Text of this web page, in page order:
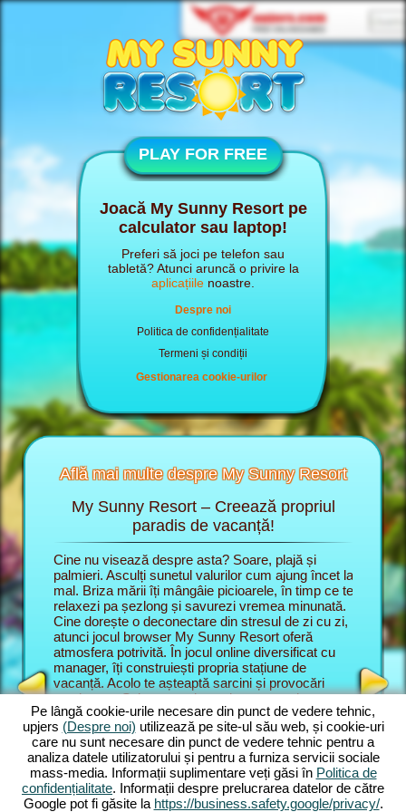
PLAY FOR FREE
Joacă My Sunny Resort pe
calculator sau laptop!
Preferi să joci pe telefon sau
tabletă? Atunci aruncă o privire la
aplicațiile noastre.
Despre noi
Politica de confidențialitate
Termeni și condiții
Gestionarea cookie-urilor
Află mai multe despre My Sunny Resort
My Sunny Resort – Creează propriul
paradis de vacanță!
Cine nu visează despre asta? Soare, plajă și
palmieri. Asculți sunetul valurilor cum ajung încet la
mal. Briza mării îți mângâie picioarele, în timp ce te
relaxezi pa șezlong și savurezi vremea minunată.
Cine dorește o deconectare din stresul de zi cu zi,
atunci jocul browser My Sunny Resort oferă
atmosfera potrivită. În jocul online diversificat cu
manager, îți construiești propria stațiune de
vacanță. Acolo te așteaptă sarcini și provocări
captivante. Sub comanda unui manager de
stațiune, la început înveți principalele funcțiuni din
joc. Apoi începi propriul vis de vacanță. Dezvolți
propria stațiune de plajă. Bineînțeles ai planuri
ambițioase. Scopul tău în aventura online este
mulțumirea oaspeților și să extinzi stațiunea la 5
stele. Pentru asta îți stau la dispoziție numeroase
funcțiuni și caracteristici. Cu cât avansezi în joc,
În jocul
unui
te
Aici
de
joc
plajă și
online
le poți
grozav
Pe lângă cookie-urile necesare din punct de vedere tehnic,
upjers (Despre noi) utilizează pe site-ul său web, și cookie-uri
care nu sunt necesare din punct de vedere tehnic pentru a
analiza datele utilizatorului și pentru a furniza servicii sociale
mass-media. Informații suplimentare veți găsi în Politica de
confidențialitate. Informații despre prelucrarea datelor de către
Google pot fi găsite la https://business.safety.google/privacy/.